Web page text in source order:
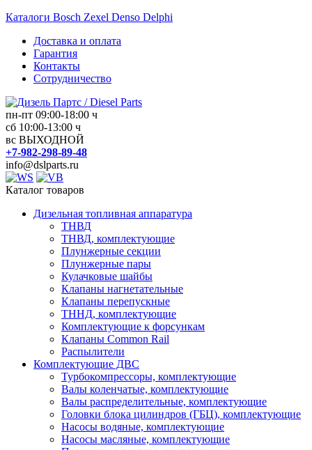
Перейти
содержимому
Каталоги Bosch Zexel Denso Delphi
Доставка и оплата
Гарантия
Контакты
Сотрудничество
Дизель
Партс
/
Diesel
Parts
Дизельная
топливная
аппаратура
пн-пт 09:00-18:00 ч
сб 10:00-13:00 ч
вс ВЫХОДНОЙ
+7-982-298-89-48
info@dslparts.ru
Каталог товаров
Дизельная топливная аппаратура
ТНВД
ТНВД, комплектующие
Плунжерные секции
Плунжерные пары
Кулачковые шайбы
Клапаны нагнетательные
Клапаны перепускные
ТННД, комплектующие
Комплектующие к форсункам
Клапаны Common Rail
Распылители
Комплектующие ДВС
Турбокомпрессоры, комплектующие
Валы коленчатые, комплектующие
Валы распределительные, комплектующие
Головки блока цилиндров (ГБЦ), комплектующие
Насосы водяные, комплектующие
Насосы масляные, комплектующие